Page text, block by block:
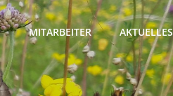
MITARBEITER AKTUELLES